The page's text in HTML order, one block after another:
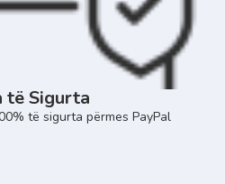
të Sigurta
të sigurta përmes PayPal